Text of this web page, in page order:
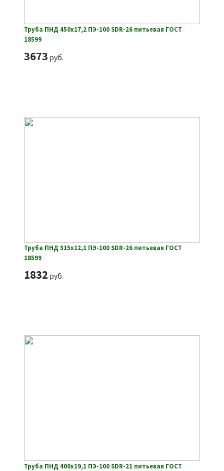
Труба ПНД 450х17,2 ПЭ-100 SDR-26 питьевая ГОСТ
18599
3673 руб.
Труба ПНД 315х12,1 ПЭ-100 SDR-26 питьевая ГОСТ
18599
1832 руб.
Труба ПНД 400х19,1 ПЭ-100 SDR-21 питьевая ГОСТ